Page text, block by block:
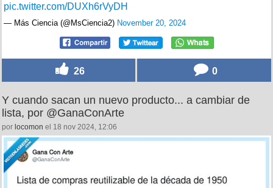
pic.twitter.com/DUXh6rVyDH
— Más Ciencia (@MsCiencia2) November 20, 2024
26 0
Y cuando sacan un nuevo producto... a cambiar de
lista, por @GanaConArte
por locomon el 18 nov 2024, 12:06